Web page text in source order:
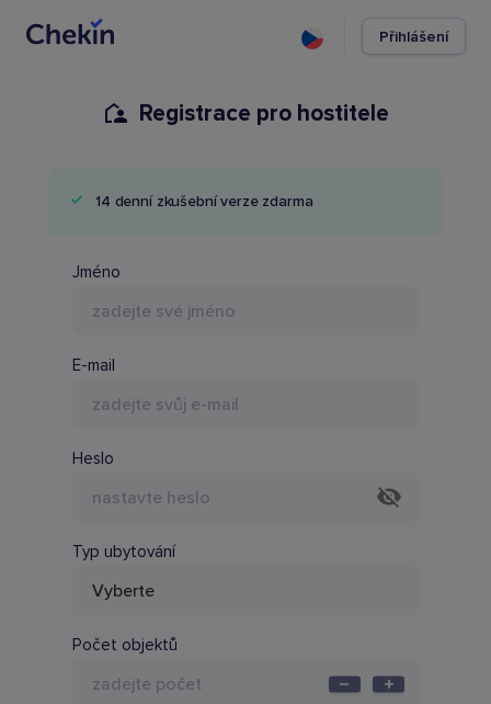
Přihlášení
Registrace pro hostitele
14 denní zkušební verze zdarma
Jméno
E-mail
Heslo
Typ ubytování
Počet objektů
PMS Name